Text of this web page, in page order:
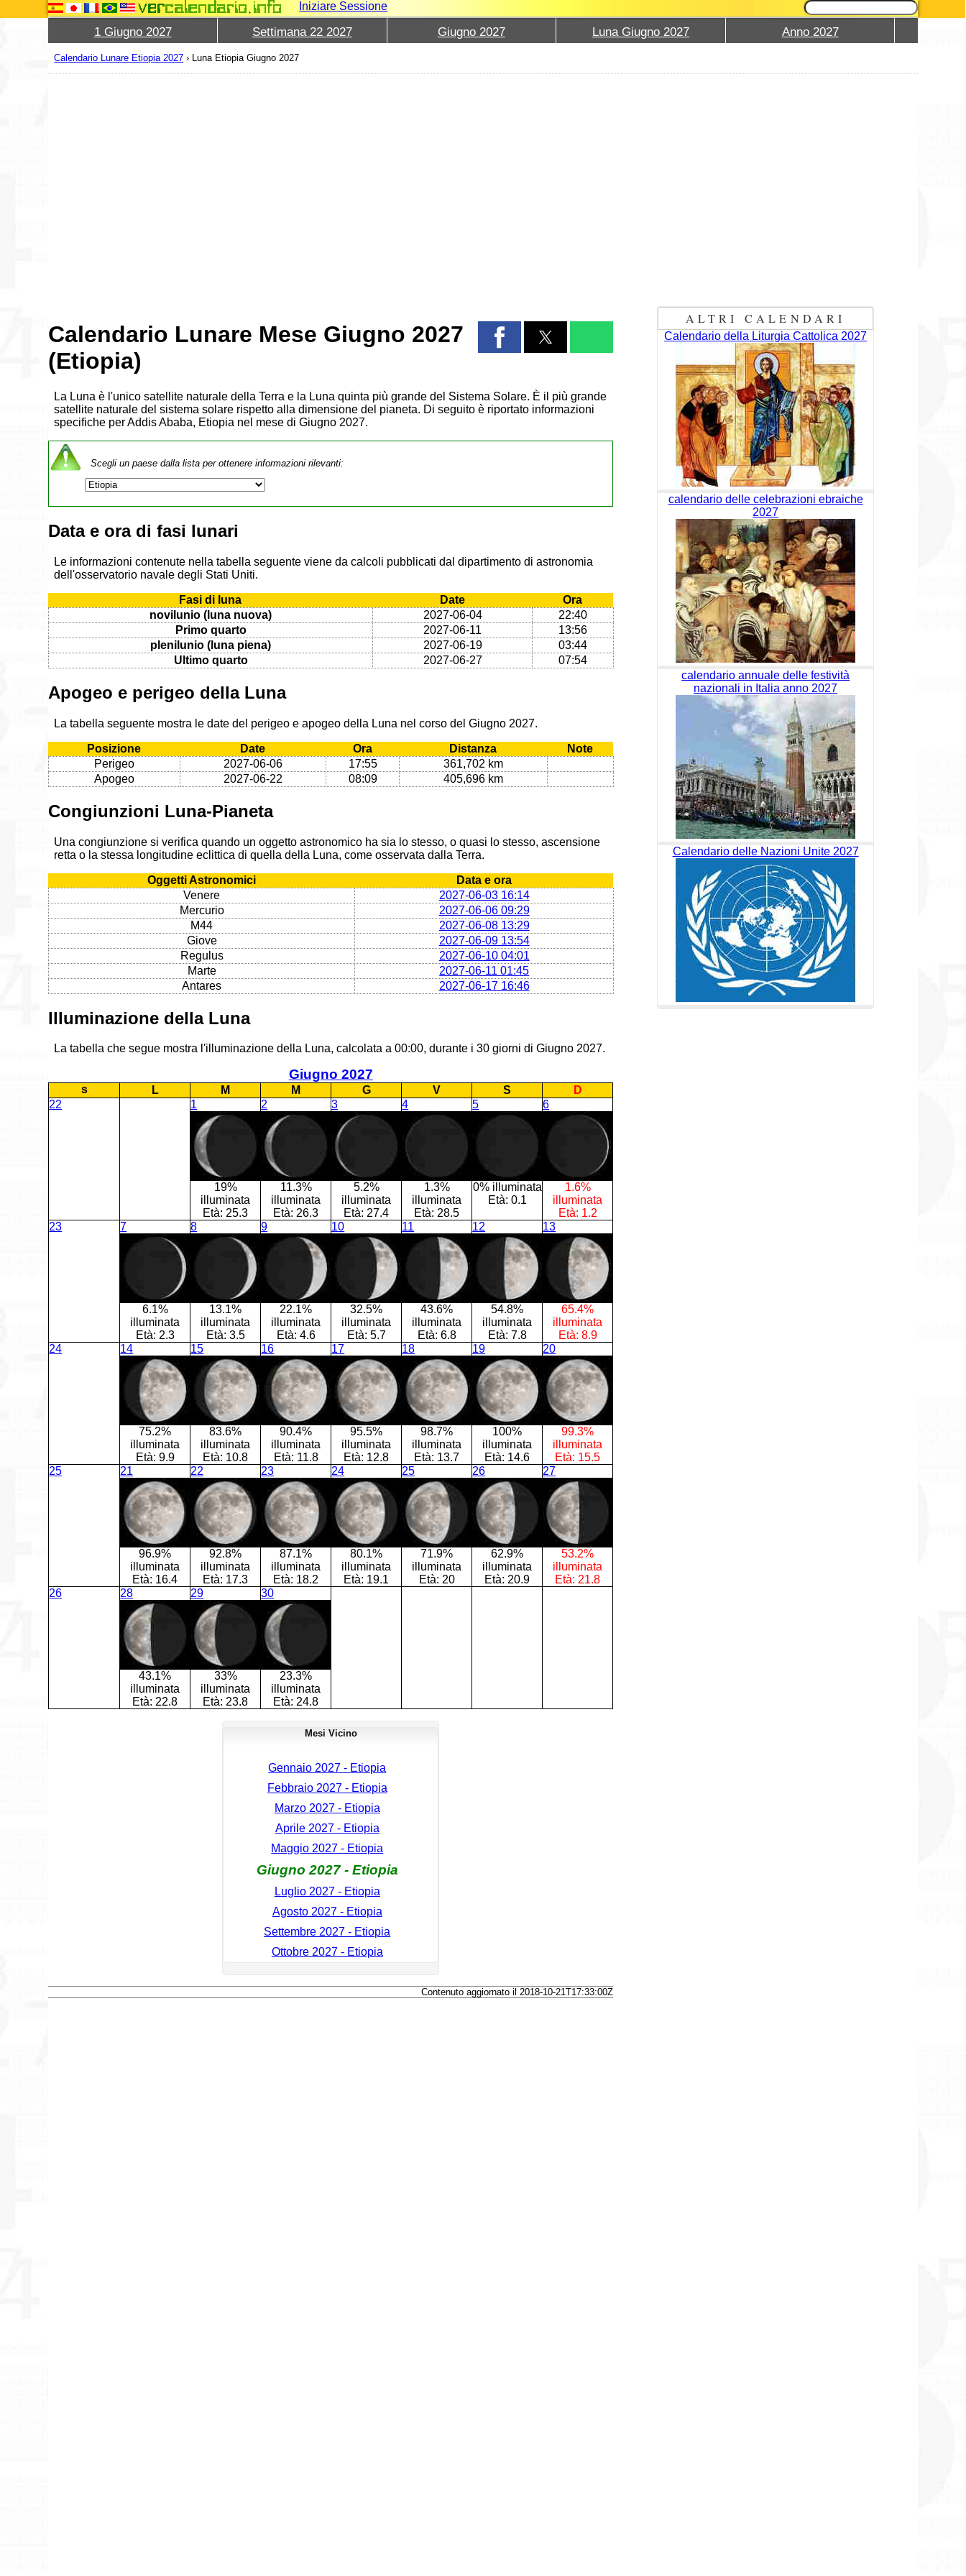
Iniziare Sessione
1 Giugno 2027 Settimana 22 2027 Giugno 2027 Luna Giugno 2027 Anno 2027
Calendario Lunare Etiopia 2027 › Luna Etiopia Giugno 2027
Calendario Lunare Mese Giugno 2027
(Etiopia)
La Luna è l'unico satellite naturale della Terra e la Luna quinta più grande del Sistema Solare. È il più grande
satellite naturale del sistema solare rispetto alla dimensione del pianeta. Di seguito è riportato informazioni
specifiche per Addis Ababa, Etiopia nel mese di Giugno 2027.
Scegli un paese dalla lista per ottenere informazioni rilevanti:
Data e ora di fasi lunari
Le informazioni contenute nella tabella seguente viene da calcoli pubblicati dal dipartimento di astronomia
dell'osservatorio navale degli Stati Uniti.
Fasi di luna Date
Ora
novilunio (luna nuova)
2027-06-04
22:40
Primo quarto
2027-06-11
13:56
plenilunio (luna piena)
2027-06-19
03:44
Ultimo quarto
2027-06-27 07:54
Apogeo e perigeo della Luna
La tabella seguente mostra le date del perigeo e apogeo della Luna nel corso del Giugno 2027.
Posizione Date Ora Distanza
Note
Perigeo
2027-06-06 17:55
361,702 km
Apogeo
2027-06-22 08:09 405,696 km
Congiunzioni Luna-Pianeta
Una congiunzione si verifica quando un oggetto astronomico ha sia lo stesso, o quasi lo stesso, ascensione
retta o la stessa longitudine eclittica di quella della Luna, come osservata dalla Terra.
Oggetti Astronomici
Data e ora
Venere
2027-06-03 16:14
Mercurio
2027-06-06 09:29
M44
2027-06-08 13:29
Giove
2027-06-09 13:54
Regulus
2027-06-10 04:01
Marte
2027-06-11 01:45
Antares
2027-06-17 16:46
Illuminazione della Luna
La tabella che segue mostra l'illuminazione della Luna, calcolata a 00:00, durante i 30 giorni di Giugno 2027.
Giugno 2027
s L M M G V S
D
22
1
19%
illuminata
Età: 25.3
2
11.3%
illuminata
Età: 26.3
3
5.2%
illuminata
Età: 27.4
4
1.3%
illuminata
Età: 28.5
5
0% illuminata
Età: 0.1
6
1.6%
illuminata
Età: 1.2
23
7
6.1%
illuminata
Età: 2.3
8
13.1%
illuminata
Età: 3.5
9
22.1%
illuminata
Età: 4.6
10
32.5%
illuminata
Età: 5.7
11
43.6%
illuminata
Età: 6.8
12
54.8%
illuminata
Età: 7.8
13
65.4%
illuminata
Età: 8.9
24
14
75.2%
illuminata
Età: 9.9
15
83.6%
illuminata
Età: 10.8
16
90.4%
illuminata
Età: 11.8
17
95.5%
illuminata
Età: 12.8
18
98.7%
illuminata
Età: 13.7
19
100%
illuminata
Età: 14.6
20
99.3%
illuminata
Età: 15.5
25
21
96.9%
illuminata
Età: 16.4
22
92.8%
illuminata
Età: 17.3
23
87.1%
illuminata
Età: 18.2
24
80.1%
illuminata
Età: 19.1
25
71.9%
illuminata
Età: 20
26
62.9%
illuminata
Età: 20.9
27
53.2%
illuminata
Età: 21.8
26
28
43.1%
illuminata
Età: 22.8
29
33%
illuminata
Età: 23.8
30
23.3%
illuminata
Età: 24.8
Mesi Vicino
Gennaio 2027 - Etiopia
Febbraio 2027 - Etiopia
Marzo 2027 - Etiopia
Aprile 2027 - Etiopia
Maggio 2027 - Etiopia
Giugno 2027 - Etiopia
Luglio 2027 - Etiopia
Agosto 2027 - Etiopia
Settembre 2027 - Etiopia
Ottobre 2027 - Etiopia
Contenuto aggiornato il 2018-10-21T17:33:00Z
ALTRI CALENDARI
Calendario della Liturgia Cattolica 2027
calendario delle celebrazioni ebraiche
2027
calendario annuale delle festività
nazionali in Italia anno 2027
Calendario delle Nazioni Unite 2027